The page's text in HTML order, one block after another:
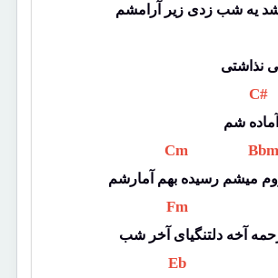
یه شب زدی زیر آرامشم
نذاشتی
C#
شم
Cm Bbm
میشم رسیده بهم آمارشم
Fm
آخه دلتنگیای آخر شب
Eb